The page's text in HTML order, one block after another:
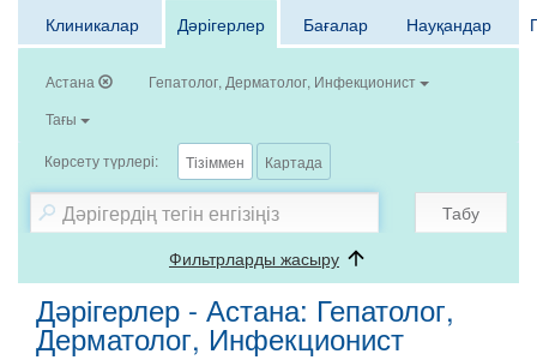
Клиникалар Дәрігерлер Бағалар Науқандар
Астана
Гепатолог, Дерматолог, Инфекционист
Тағы
Көрсету түрлері: Тізіммен Картада
Табу
Фильтрларды жасыру
Дәрігерлер - Астана: Гепатолог,
Дерматолог, Инфекционист